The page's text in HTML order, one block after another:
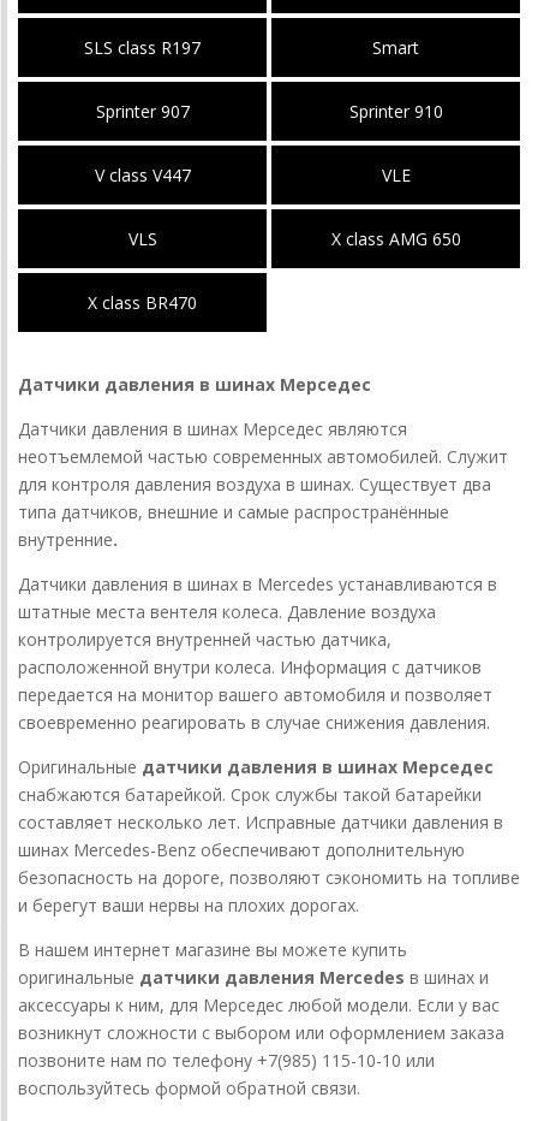
SLS class R197 Smart
Sprinter 907 Sprinter 910
V class V447 VLE
VLS X class AMG 650
X class BR470
Датчики давления в шинах Мерседес
Датчики давления в шинах Мерседес являются
неотъемлемой частью современных автомобилей. Служит
для контроля давления воздуха в шинах. Существует два
типа датчиков, внешние и самые распространённые
внутренние.
Датчики давления в шинах в Mercedes устанавливаются в
штатные места вентеля колеса. Давление воздуха
контролируется внутренней частью датчика,
расположенной внутри колеса. Информация с датчиков
передается на монитор вашего автомобиля и позволяет
своевременно реагировать в случае снижения давления.
Оригинальные датчики давления в шинах Мерседес
снабжаются батарейкой. Срок службы такой батарейки
составляет несколько лет. Исправные датчики давления в
шинах Mercedes-Benz обеспечивают дополнительную
безопасность на дороге, позволяют сэкономить на топливе
и берегут ваши нервы на плохих дорогах.
В нашем интернет магазине вы можете купить
оригинальные датчики давления Mercedes в шинах и
аксессуары к ним, для Мерседес любой модели. Если у вас
возникнут сложности с выбором или оформлением заказа
позвоните нам по телефону +7(985) 115-10-10 или
воспользуйтесь формой обратной связи.